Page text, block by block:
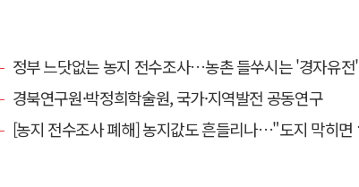
정부 느닷없는 농지 전수조사…농촌 들쑤시는 '경자유전'의 칼날
경북연구원·박정희학술원, 국가·지역발전 공동연구
[농지 전수조사 폐해] 농지값도 흔들리나…"도지 막히면 헐값 매물 나올 수도"